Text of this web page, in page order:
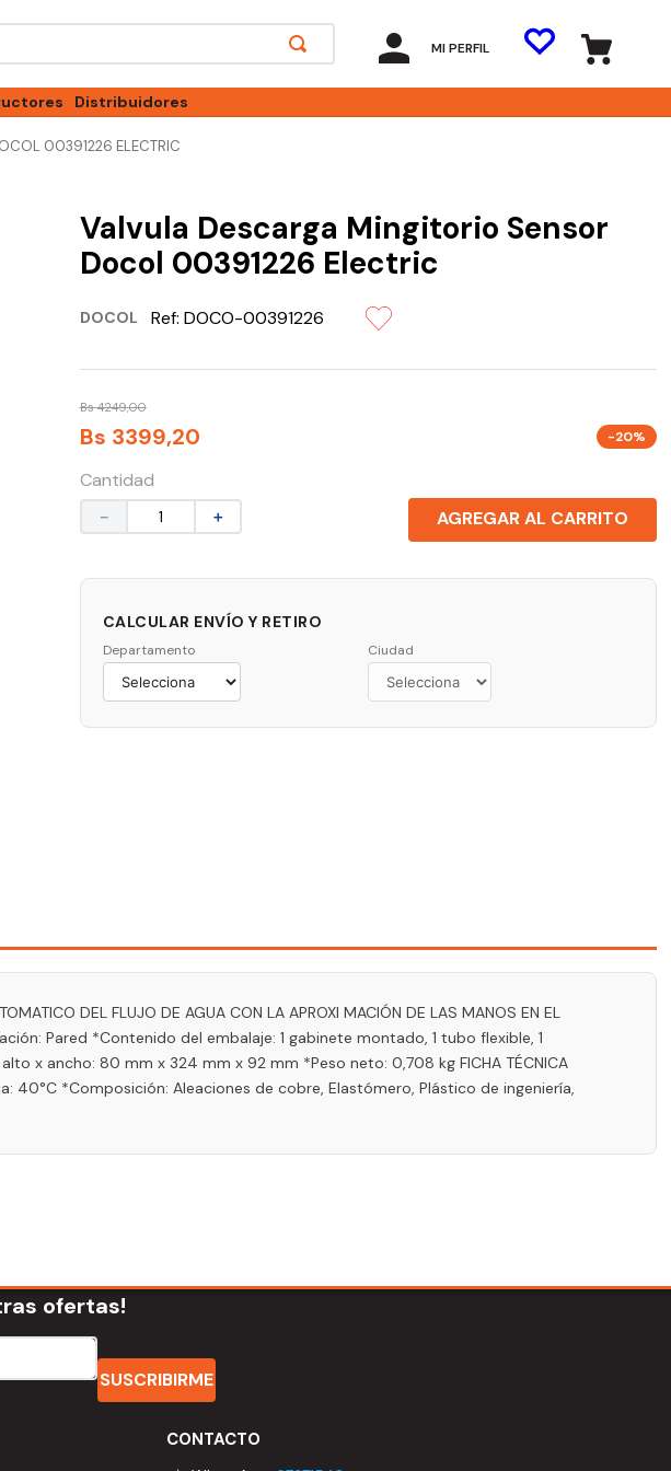
MI PERFIL
Distribuidores
00391226 ELECTRIC
Valvula Descarga Mingitorio Sensor
Docol 00391226 Electric
DOCOL Ref: DOCO-00391226
Bs 4249,00
Bs 3399,20 -20%
Cantidad
＋
－ AGREGAR AL CARRITO
CALCULAR ENVÍO Y RETIRO
Departamento Ciudad
DEL FLUJO DE AGUA CON LA APROXI MACIÓN DE LAS MANOS EN EL
Pared *Contenido del embalaje: 1 gabinete montado, 1 tubo flexible, 1
x ancho: 80 mm x 324 mm x 92 mm *Peso neto: 0,708 kg FICHA TÉCNICA
40°C *Composición: Aleaciones de cobre, Elastómero, Plástico de ingeniería,
ofertas!
SUSCRIBIRME
CONTACTO